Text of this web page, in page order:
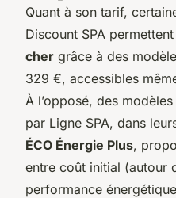
Quant à son tarif,
Discount SPA
cher grâce à des
329 €, accessibles
À l’opposé, des
par Ligne SPA, dans
ÉCO Énergie Plus,
entre coût initial (autour
performance